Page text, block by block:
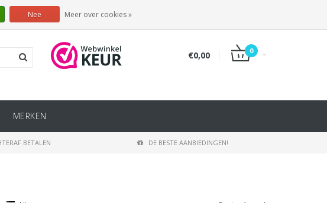
€0,00 0
MERKEN
BETALEN DE BESTE AANBIEDINGEN!
Nee Meer over cookies »